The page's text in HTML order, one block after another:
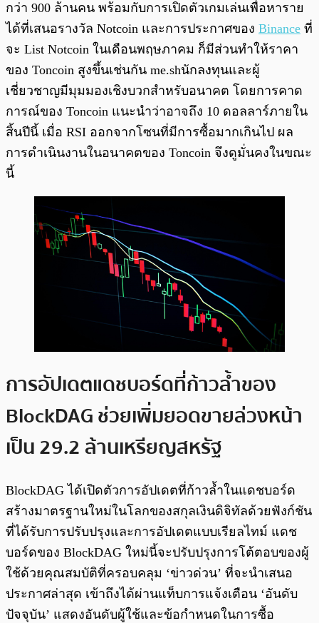
กว่า 900 ล้านคน พร้อมกับการเปิดตัวเกมเล่นเพื่อหาราย
ได้ที่เสนอรางวัล Notcoin และการประกาศของ Binance ที่
จะ List Notcoin ในเดือนพฤษภาคม ก็มีส่วนทำให้ราคา
ของ Toncoin สูงขึ้นเช่นกัน me.shนักลงทุนและผู้
เชี่ยวชาญมีมุมมองเชิงบวกสำหรับอนาคต โดยการคาด
การณ์ของ Toncoin แนะนำว่าอาจถึง 10 ดอลลาร์ภายใน
สิ้นปีนี้ เมื่อ RSI ออกจากโซนที่มีการซื้อมากเกินไป ผล
การดำเนินงานในอนาคตของ Toncoin จึงดูมั่นคงในขณะ
นี้
การอัปเดตแดชบอร์ดที่ก้าวล้ำของ
BlockDAG ช่วยเพิ่มยอดขายล่วงหน้า
เป็น 29.2 ล้านเหรียญสหรัฐ
BlockDAG ได้เปิดตัวการอัปเดตที่ก้าวล้ำในแดชบอร์ด
สร้างมาตรฐานใหม่ในโลกของสกุลเงินดิจิทัลด้วยฟังก์ชัน
ที่ได้รับการปรับปรุงและการอัปเดตแบบเรียลไทม์ แดช
บอร์ดของ BlockDAG ใหม่นี้จะปรับปรุงการโต้ตอบของผู้
ใช้ด้วยคุณสมบัติที่ครอบคลุม ‘ข่าวด่วน’ ที่จะนำเสนอ
ประกาศล่าสุด เข้าถึงได้ผ่านแท็บการแจ้งเตือน ‘อันดับ
ปัจจุบัน’ แสดงอันดับผู้ใช้และข้อกำหนดในการซื้อ